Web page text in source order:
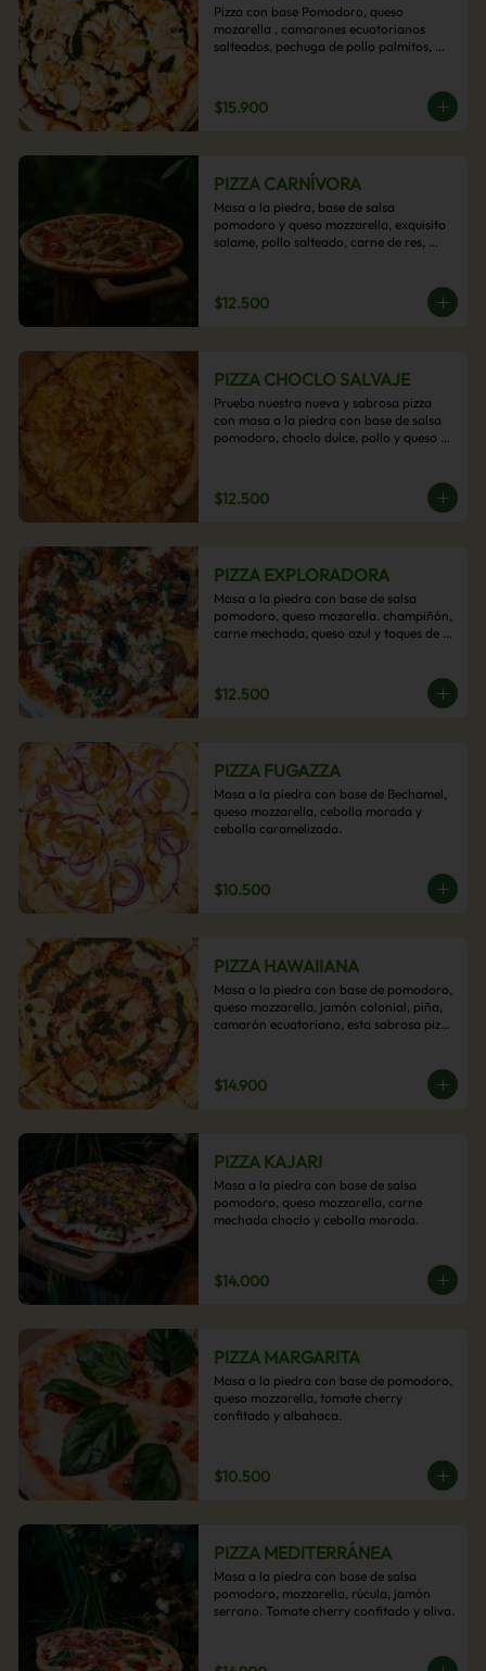
Pizza con base Pomodoro, queso
mozarella , camarones ecuatorianos
salteados, pechuga de pollo palmitos,
$15.900
PIZZA CARNÍVORA
Masa a la piedra, base de salsa
pomodoro y queso mozzarella, exquisito
salame, pollo salteado, carne de res,
$12.500
PIZZA CHOCLO SALVAJE
Prueba nuestra nueva y sabrosa pizza
con masa a la piedra con base de salsa
pomodoro, choclo dulce, pollo y queso
$12.500
PIZZA EXPLORADORA
Masa a la piedra con base de salsa
pomodoro, queso mozarella. champiñón,
carne mechada, queso azul y toques de
$12.500
PIZZA FUGAZZA
Masa a la piedra con base de Bechamel,
queso mozzarella, cebolla morada y
cebolla caramelizada.
$10.500
PIZZA HAWAIIANA
Masa a la piedra con base de pomodoro,
queso mozzarella, jamón colonial, piña,
camarón ecuatoriano, esta sabrosa pizza
$14.900
PIZZA KAJARI
Masa a la piedra con base de salsa
pomodoro, queso mozzarella, carne
mechada choclo y cebolla morada.
$14.000
PIZZA MARGARITA
Masa a la piedra con base de pomodoro,
queso mozzarella, tomate cherry
confitado y albahaca.
$10.500
PIZZA MEDITERRÁNEA
Masa a la piedra con base de salsa
pomodoro, mozzarella, rúcula, jamón
serrano. Tomate cherry confitado y oliva.